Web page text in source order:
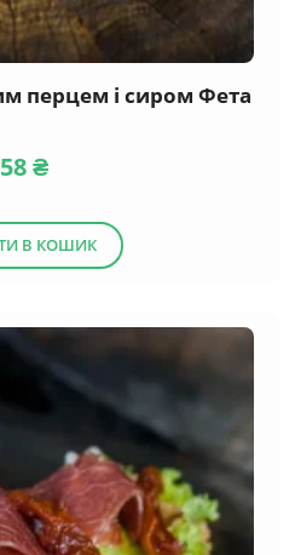
перцем і сиром Фета
58₴
В КОШИК